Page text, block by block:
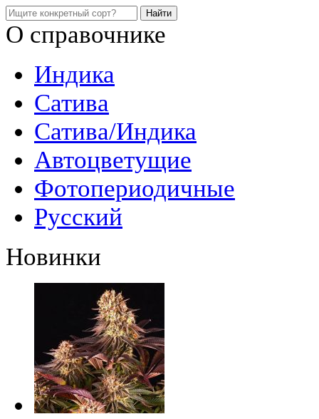
О справочнике
Индика
Сатива
Сатива/Индика
Автоцветущие
Фотопериодичные
Русский
Новинки